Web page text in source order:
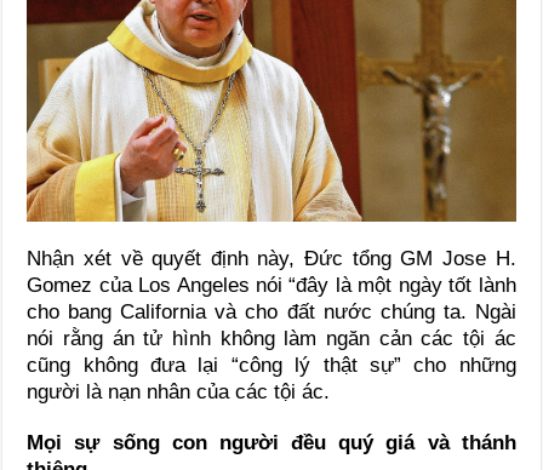
Nhận xét về quyết định này, Đức tổng GM Jose H.
Gomez của Los Angeles nói “đây là một ngày tốt lành
cho bang California và cho đất nước chúng ta. Ngài
nói rằng án tử hình không làm ngăn cản các tội ác
cũng không đưa lại “công lý thật sự” cho những
người là nạn nhân của các tội ác.
Mọi sự sống con người đều quý giá và thánh